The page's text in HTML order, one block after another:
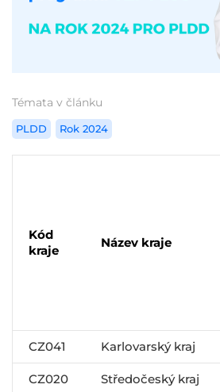
Témata v článku
PLDD Rok 2024
Kód
kraje
Název kraje
CZ041 Karlovarský kraj
CZ020 Středočeský kraj